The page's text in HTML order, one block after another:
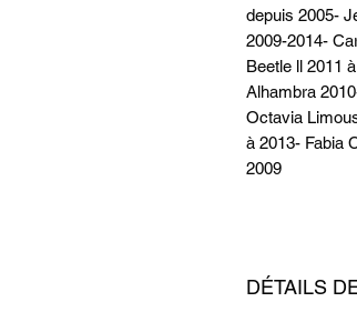
depuis 2005-
2009-2014-
Beetle ll 2011
Alhambra
Octavia
à 2013- Fabia
2009
DÉTAILS